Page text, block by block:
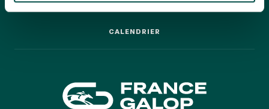
JEUXDI BY PARISLONGCHAMP
TOUS NOS ÉVÉNEMENTS
LES COURSES PAS À PAS
LES COURSES PAS À PAS
CALENDRIER